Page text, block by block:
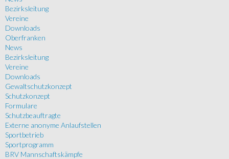
Bezirksleitung
Vereine
Downloads
Oberfranken
News
Bezirksleitung
Vereine
Downloads
Gewaltschutzkonzept
Schutzkonzept
Formulare
Schutzbeauftragte
Externe anonyme Anlaufstellen
Sportbetrieb
Sportprogramm
BRV Mannschaftskämpfe